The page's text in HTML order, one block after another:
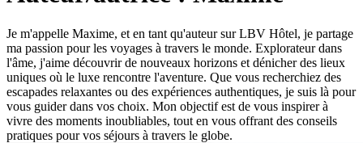
Je m'appelle Maxime, et en tant qu'auteur sur LBV Hôtel, je partage
ma passion pour les voyages à travers le monde. Explorateur dans
l'âme, j'aime découvrir de nouveaux horizons et dénicher des lieux
uniques où le luxe rencontre l'aventure. Que vous recherchiez des
escapades relaxantes ou des expériences authentiques, je suis là pour
vous guider dans vos choix. Mon objectif est de vous inspirer à
vivre des moments inoubliables, tout en vous offrant des conseils
pratiques pour vos séjours à travers le globe.